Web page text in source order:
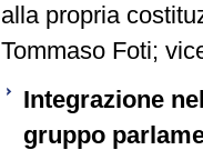
alla propria
Tommaso Foti;
Integrazione
gruppo